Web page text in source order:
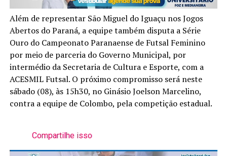
Além de representar São Miguel do Iguaçu nos Jogos
Abertos do Paraná, a equipe também disputa a Série
Ouro do Campeonato Paranaense de Futsal Feminino
por meio de parceria do Governo Municipal, por
intermédio da Secretaria de Cultura e Esporte, com a
ACESMIL Futsal. O próximo compromisso será neste
sábado (08), às 15h30, no Ginásio Joelson Marcelino,
contra a equipe de Colombo, pela competição estadual.
Compartilhe isso